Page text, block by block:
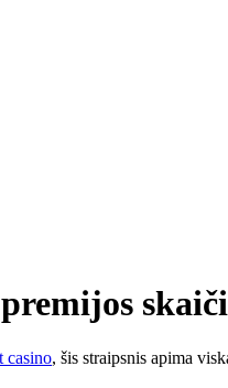
casino, šis straipsnis apima